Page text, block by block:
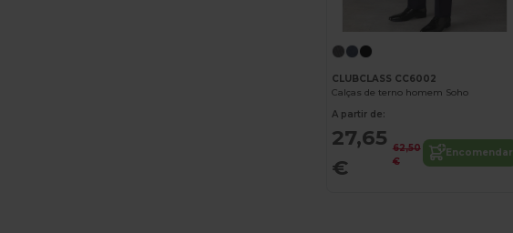
CLUBCLASS CC6002
Calças de terno homem Soho
A partir de:
27,65
€
62,50
€
Encomendar